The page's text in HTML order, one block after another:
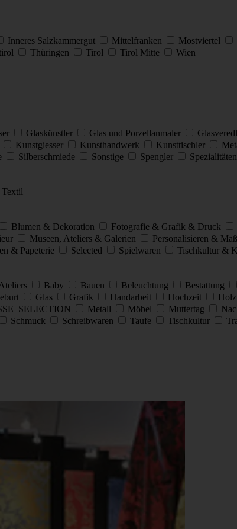
Inneres Salzkammergut Mittelfranken Mostviertel
Thüringen Tirol Tirol Mitte
Wien
Glaskünstler Glas und Porzellanmaler
Kunstgiesser Kunsthandwerk Kunsttischler
Silberschmiede Sonstige Spengler Spezialitäten
Textil
Blumen & Dekoration Fotografie & Grafik & Druck
Museen, Ateliers & Galerien Personalisieren &
& Papeterie Selected Spielwaren Tischkultur &
Ateliers Baby Bauen Beleuchtung Bestattung
Glas Grafik Handarbeit Hochzeit
Metall Möbel Muttertag
Schmuck Schreibwaren Taufe Tischkultur